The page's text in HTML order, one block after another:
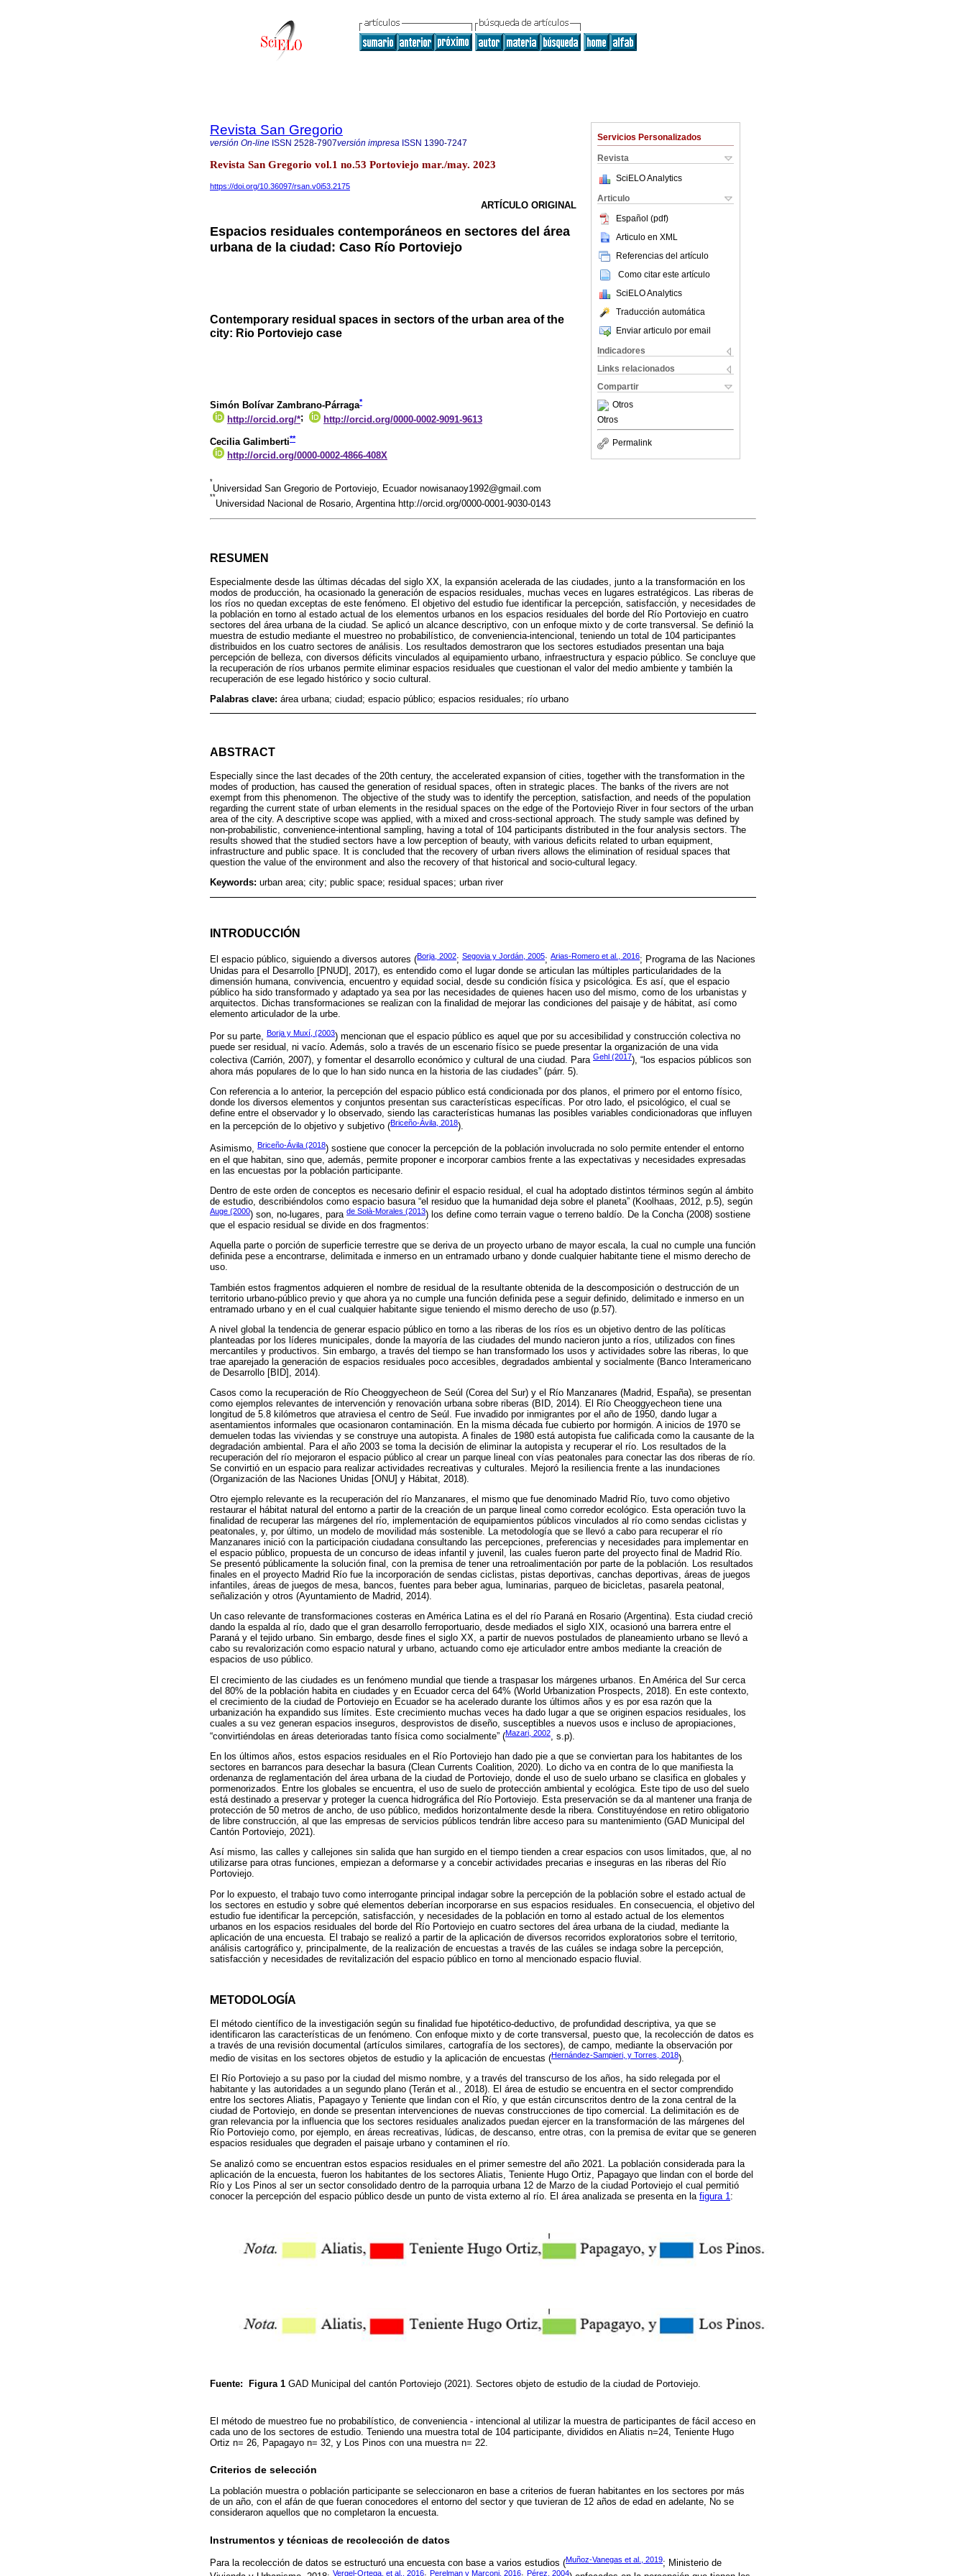
Servicios Personalizados
Revista
SciELO Analytics
Articulo
Español (pdf)
Articulo en XML
Referencias del artículo
Como citar este artículo
SciELO Analytics
Traducción automática
Enviar articulo por email
Indicadores
Links relacionados
Compartir
Otros
Otros
Permalink
Revista San Gregorio
versión On-line ISSN 2528-7907versión impresa ISSN 1390-7247
Revista San Gregorio vol.1 no.53 Portoviejo mar./may. 2023
https://doi.org/10.36097/rsan.v0i53.2175
ARTÍCULO ORIGINAL
Espacios residuales contemporáneos en sectores del área
urbana de la ciudad: Caso Río Portoviejo
Contemporary residual spaces in sectors of the urban area of the
city: Rio Portoviejo case
Simón Bolívar Zambrano-Párraga*
http://orcid.org/*; http://orcid.org/0000-0002-9091-9613
Cecilia Galimberti**
http://orcid.org/0000-0002-4866-408X
*
Universidad San Gregorio de Portoviejo, Ecuador nowisanaoy1992@gmail.com
**
Universidad Nacional de Rosario, Argentina http://orcid.org/0000-0001-9030-0143
RESUMEN
Especialmente desde las últimas décadas del siglo XX, la expansión acelerada de las ciudades, junto a la transformación en los
modos de producción, ha ocasionado la generación de espacios residuales, muchas veces en lugares estratégicos. Las riberas de
los ríos no quedan exceptas de este fenómeno. El objetivo del estudio fue identificar la percepción, satisfacción, y necesidades de
la población en torno al estado actual de los elementos urbanos en los espacios residuales del borde del Río Portoviejo en cuatro
sectores del área urbana de la ciudad. Se aplicó un alcance descriptivo, con un enfoque mixto y de corte transversal. Se definió la
muestra de estudio mediante el muestreo no probabilístico, de conveniencia-intencional, teniendo un total de 104 participantes
distribuidos en los cuatro sectores de análisis. Los resultados demostraron que los sectores estudiados presentan una baja
percepción de belleza, con diversos déficits vinculados al equipamiento urbano, infraestructura y espacio público. Se concluye que
la recuperación de ríos urbanos permite eliminar espacios residuales que cuestionan el valor del medio ambiente y también la
recuperación de ese legado histórico y socio cultural.
Palabras clave: área urbana; ciudad; espacio público; espacios residuales; río urbano
ABSTRACT
Especially since the last decades of the 20th century, the accelerated expansion of cities, together with the transformation in the
modes of production, has caused the generation of residual spaces, often in strategic places. The banks of the rivers are not
exempt from this phenomenon. The objective of the study was to identify the perception, satisfaction, and needs of the population
regarding the current state of urban elements in the residual spaces on the edge of the Portoviejo River in four sectors of the urban
area of the city. A descriptive scope was applied, with a mixed and cross-sectional approach. The study sample was defined by
non-probabilistic, convenience-intentional sampling, having a total of 104 participants distributed in the four analysis sectors. The
results showed that the studied sectors have a low perception of beauty, with various deficits related to urban equipment,
infrastructure and public space. It is concluded that the recovery of urban rivers allows the elimination of residual spaces that
question the value of the environment and also the recovery of that historical and socio-cultural legacy.
Keywords: urban area; city; public space; residual spaces; urban river
INTRODUCCIÓN
El espacio público, siguiendo a diversos autores (Borja, 2002; Segovia y Jordán, 2005; Arias-Romero et al., 2016; Programa de las Naciones
Unidas para el Desarrollo [PNUD], 2017), es entendido como el lugar donde se articulan las múltiples particularidades de la
dimensión humana, convivencia, encuentro y equidad social, desde su condición física y psicológica. Es así, que el espacio
público ha sido transformado y adaptado ya sea por las necesidades de quienes hacen uso del mismo, como de los urbanistas y
arquitectos. Dichas transformaciones se realizan con la finalidad de mejorar las condiciones del paisaje y de hábitat, así como
elemento articulador de la urbe.
Por su parte, Borja y Muxí, (2003) mencionan que el espacio público es aquel que por su accesibilidad y construcción colectiva no
puede ser residual, ni vacío. Además, solo a través de un escenario físico se puede presentar la organización de una vida
colectiva (Carrión, 2007), y fomentar el desarrollo económico y cultural de una ciudad. Para Gehl (2017), “los espacios públicos son
ahora más populares de lo que lo han sido nunca en la historia de las ciudades” (párr. 5).
Con referencia a lo anterior, la percepción del espacio público está condicionada por dos planos, el primero por el entorno físico,
donde los diversos elementos y conjuntos presentan sus características específicas. Por otro lado, el psicológico, el cual se
define entre el observador y lo observado, siendo las características humanas las posibles variables condicionadoras que influyen
en la percepción de lo objetivo y subjetivo (Briceño-Ávila, 2018).
Asimismo, Briceño-Ávila (2018) sostiene que conocer la percepción de la población involucrada no solo permite entender el entorno
en el que habitan, sino que, además, permite proponer e incorporar cambios frente a las expectativas y necesidades expresadas
en las encuestas por la población participante.
Dentro de este orden de conceptos es necesario definir el espacio residual, el cual ha adoptado distintos términos según al ámbito
de estudio, describiéndolos como espacio basura “el residuo que la humanidad deja sobre el planeta” (Koolhaas, 2012, p.5), según
Auge (2000) son, no-lugares, para de Solà-Morales (2013) los define como terrain vague o terreno baldío. De la Concha (2008) sostiene
que el espacio residual se divide en dos fragmentos:
Aquella parte o porción de superficie terrestre que se deriva de un proyecto urbano de mayor escala, la cual no cumple una función
definida pese a encontrarse, delimitada e inmerso en un entramado urbano y donde cualquier habitante tiene el mismo derecho de
uso.
También estos fragmentos adquieren el nombre de residual de la resultante obtenida de la descomposición o destrucción de un
territorio urbano-público previo y que ahora ya no cumple una función definida pese a seguir definido, delimitado e inmerso en un
entramado urbano y en el cual cualquier habitante sigue teniendo el mismo derecho de uso (p.57).
A nivel global la tendencia de generar espacio público en torno a las riberas de los ríos es un objetivo dentro de las políticas
planteadas por los líderes municipales, donde la mayoría de las ciudades del mundo nacieron junto a ríos, utilizados con fines
mercantiles y productivos. Sin embargo, a través del tiempo se han transformado los usos y actividades sobre las riberas, lo que
trae aparejado la generación de espacios residuales poco accesibles, degradados ambiental y socialmente (Banco Interamericano
de Desarrollo [BID], 2014).
Casos como la recuperación de Río Cheoggyecheon de Seúl (Corea del Sur) y el Río Manzanares (Madrid, España), se presentan
como ejemplos relevantes de intervención y renovación urbana sobre riberas (BID, 2014). El Río Cheoggyecheon tiene una
longitud de 5.8 kilómetros que atraviesa el centro de Seúl. Fue invadido por inmigrantes por el año de 1950, dando lugar a
asentamientos informales que ocasionaron contaminación. En la misma década fue cubierto por hormigón. A inicios de 1970 se
demuelen todas las viviendas y se construye una autopista. A finales de 1980 está autopista fue calificada como la causante de la
degradación ambiental. Para el año 2003 se toma la decisión de eliminar la autopista y recuperar el río. Los resultados de la
recuperación del río mejoraron el espacio público al crear un parque lineal con vías peatonales para conectar las dos riberas de río.
Se convirtió en un espacio para realizar actividades recreativas y culturales. Mejoró la resiliencia frente a las inundaciones
(Organización de las Naciones Unidas [ONU] y Hábitat, 2018).
Otro ejemplo relevante es la recuperación del río Manzanares, el mismo que fue denominado Madrid Río, tuvo como objetivo
restaurar el hábitat natural del entorno a partir de la creación de un parque lineal como corredor ecológico. Esta operación tuvo la
finalidad de recuperar las márgenes del río, implementación de equipamientos públicos vinculados al río como sendas ciclistas y
peatonales, y, por último, un modelo de movilidad más sostenible. La metodología que se llevó a cabo para recuperar el río
Manzanares inició con la participación ciudadana consultando las percepciones, preferencias y necesidades para implementar en
el espacio público, propuesta de un concurso de ideas infantil y juvenil, las cuales fueron parte del proyecto final de Madrid Río.
Se presentó públicamente la solución final, con la premisa de tener una retroalimentación por parte de la población. Los resultados
finales en el proyecto Madrid Río fue la incorporación de sendas ciclistas, pistas deportivas, canchas deportivas, áreas de juegos
infantiles, áreas de juegos de mesa, bancos, fuentes para beber agua, luminarias, parqueo de bicicletas, pasarela peatonal,
señalización y otros (Ayuntamiento de Madrid, 2014).
Un caso relevante de transformaciones costeras en América Latina es el del río Paraná en Rosario (Argentina). Esta ciudad creció
dando la espalda al río, dado que el gran desarrollo ferroportuario, desde mediados el siglo XIX, ocasionó una barrera entre el
Paraná y el tejido urbano. Sin embargo, desde fines el siglo XX, a partir de nuevos postulados de planeamiento urbano se llevó a
cabo su revalorización como espacio natural y urbano, actuando como eje articulador entre ambos mediante la creación de
espacios de uso público.
El crecimiento de las ciudades es un fenómeno mundial que tiende a traspasar los márgenes urbanos. En América del Sur cerca
del 80% de la población habita en ciudades y en Ecuador cerca del 64% (World Urbanization Prospects, 2018). En este contexto,
el crecimiento de la ciudad de Portoviejo en Ecuador se ha acelerado durante los últimos años y es por esa razón que la
urbanización ha expandido sus límites. Este crecimiento muchas veces ha dado lugar a que se originen espacios residuales, los
cuales a su vez generan espacios inseguros, desprovistos de diseño, susceptibles a nuevos usos e incluso de apropiaciones,
“convirtiéndolas en áreas deterioradas tanto física como socialmente” (Mazari, 2002
, s.p).
En los últimos años, estos espacios residuales en el Río Portoviejo han dado pie a que se conviertan para los habitantes de los
sectores en barrancos para desechar la basura (Clean Currents Coalition, 2020). Lo dicho va en contra de lo que manifiesta la
ordenanza de reglamentación del área urbana de la ciudad de Portoviejo, donde el uso de suelo urbano se clasifica en globales y
pormenorizados. Entre los globales se encuentra, el uso de suelo de protección ambiental y ecológica. Este tipo de uso del suelo
está destinado a preservar y proteger la cuenca hidrográfica del Río Portoviejo. Esta preservación se da al mantener una franja de
protección de 50 metros de ancho, de uso público, medidos horizontalmente desde la ribera. Constituyéndose en retiro obligatorio
de libre construcción, al que las empresas de servicios públicos tendrán libre acceso para su mantenimiento (GAD Municipal del
Cantón Portoviejo, 2021).
Así mismo, las calles y callejones sin salida que han surgido en el tiempo tienden a crear espacios con usos limitados, que, al no
utilizarse para otras funciones, empiezan a deformarse y a concebir actividades precarias e inseguras en las riberas del Río
Portoviejo.
Por lo expuesto, el trabajo tuvo como interrogante principal indagar sobre la percepción de la población sobre el estado actual de
los sectores en estudio y sobre qué elementos deberían incorporarse en sus espacios residuales. En consecuencia, el objetivo del
estudio fue identificar la percepción, satisfacción, y necesidades de la población en torno al estado actual de los elementos
urbanos en los espacios residuales del borde del Río Portoviejo en cuatro sectores del área urbana de la ciudad, mediante la
aplicación de una encuesta. El trabajo se realizó a partir de la aplicación de diversos recorridos exploratorios sobre el territorio,
análisis cartográfico y, principalmente, de la realización de encuestas a través de las cuáles se indaga sobre la percepción,
satisfacción y necesidades de revitalización del espacio público en torno al mencionado espacio fluvial.
METODOLOGÍA
El método científico de la investigación según su finalidad fue hipotético-deductivo, de profundidad descriptiva, ya que se
identificaron las características de un fenómeno. Con enfoque mixto y de corte transversal, puesto que, la recolección de datos es
a través de una revisión documental (artículos similares, cartografía de los sectores), de campo, mediante la observación por
medio de visitas en los sectores objetos de estudio y la aplicación de encuestas (Hernández-Sampieri, y Torres, 2018).
El Río Portoviejo a su paso por la ciudad del mismo nombre, y a través del transcurso de los años, ha sido relegada por el
habitante y las autoridades a un segundo plano (Terán et al., 2018). El área de estudio se encuentra en el sector comprendido
entre los sectores Aliatis, Papagayo y Teniente que lindan con el Río, y que están circunscritos dentro de la zona central de la
ciudad de Portoviejo, en donde se presentan intervenciones de nuevas construcciones de tipo comercial. La delimitación es de
gran relevancia por la influencia que los sectores residuales analizados puedan ejercer en la transformación de las márgenes del
Río Portoviejo como, por ejemplo, en áreas recreativas, lúdicas, de descanso, entre otras, con la premisa de evitar que se generen
espacios residuales que degraden el paisaje urbano y contaminen el río.
Se analizó como se encuentran estos espacios residuales en el primer semestre del año 2021. La población considerada para la
aplicación de la encuesta, fueron los habitantes de los sectores Aliatis, Teniente Hugo Ortiz, Papagayo que lindan con el borde del
Río y Los Pinos al ser un sector consolidado dentro de la parroquia urbana 12 de Marzo de la ciudad Portoviejo el cual permitió
conocer la percepción del espacio público desde un punto de vista externo al río. El área analizada se presenta en la figura 1 :
Fuente: Figura 1 GAD Municipal del cantón Portoviejo (2021). Sectores objeto de estudio de la ciudad de Portoviejo.
El método de muestreo fue no probabilístico, de conveniencia - intencional al utilizar la muestra de participantes de fácil acceso en
cada uno de los sectores de estudio. Teniendo una muestra total de 104 participante, divididos en Aliatis n=24, Teniente Hugo
Ortiz n= 26, Papagayo n= 32, y Los Pinos con una muestra n= 22.
Criterios de selección
La población muestra o población participante se seleccionaron en base a criterios de fueran habitantes en los sectores por más
de un año, con el afán de que fueran conocedores el entorno del sector y que tuvieran de 12 años de edad en adelante, No se
consideraron aquellos que no completaron la encuesta.
Instrumentos y técnicas de recolección de datos
Para la recolección de datos se estructuró una encuesta con base a varios estudios (Muñoz-Vanegas et al., 2019; Ministerio de
Vergel-Ortega, et al., 2016 Perelman y Marconi, 2016 Pérez, 2004